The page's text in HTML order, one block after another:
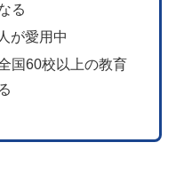
る
が愛用中
国60校以上の教育